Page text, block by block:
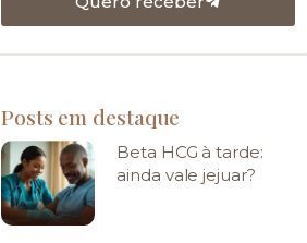
Posts em destaque
Beta HCG à tarde:
ainda vale jejuar?